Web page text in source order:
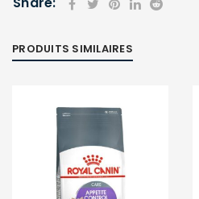
PRODUITS SIMILAIRES